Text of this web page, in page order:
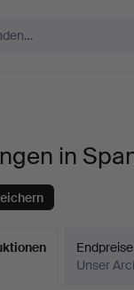
in
Endpreise
Unser